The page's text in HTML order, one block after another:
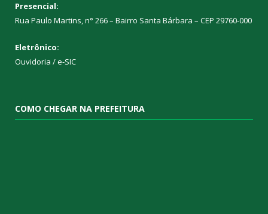
Presencial:
Rua Paulo Martins, n° 266 – Bairro Santa Bárbara – CEP 29760-000
Eletrônico:
Ouvidoria /e-SIC
COMO CHEGAR NA PREFEITURA